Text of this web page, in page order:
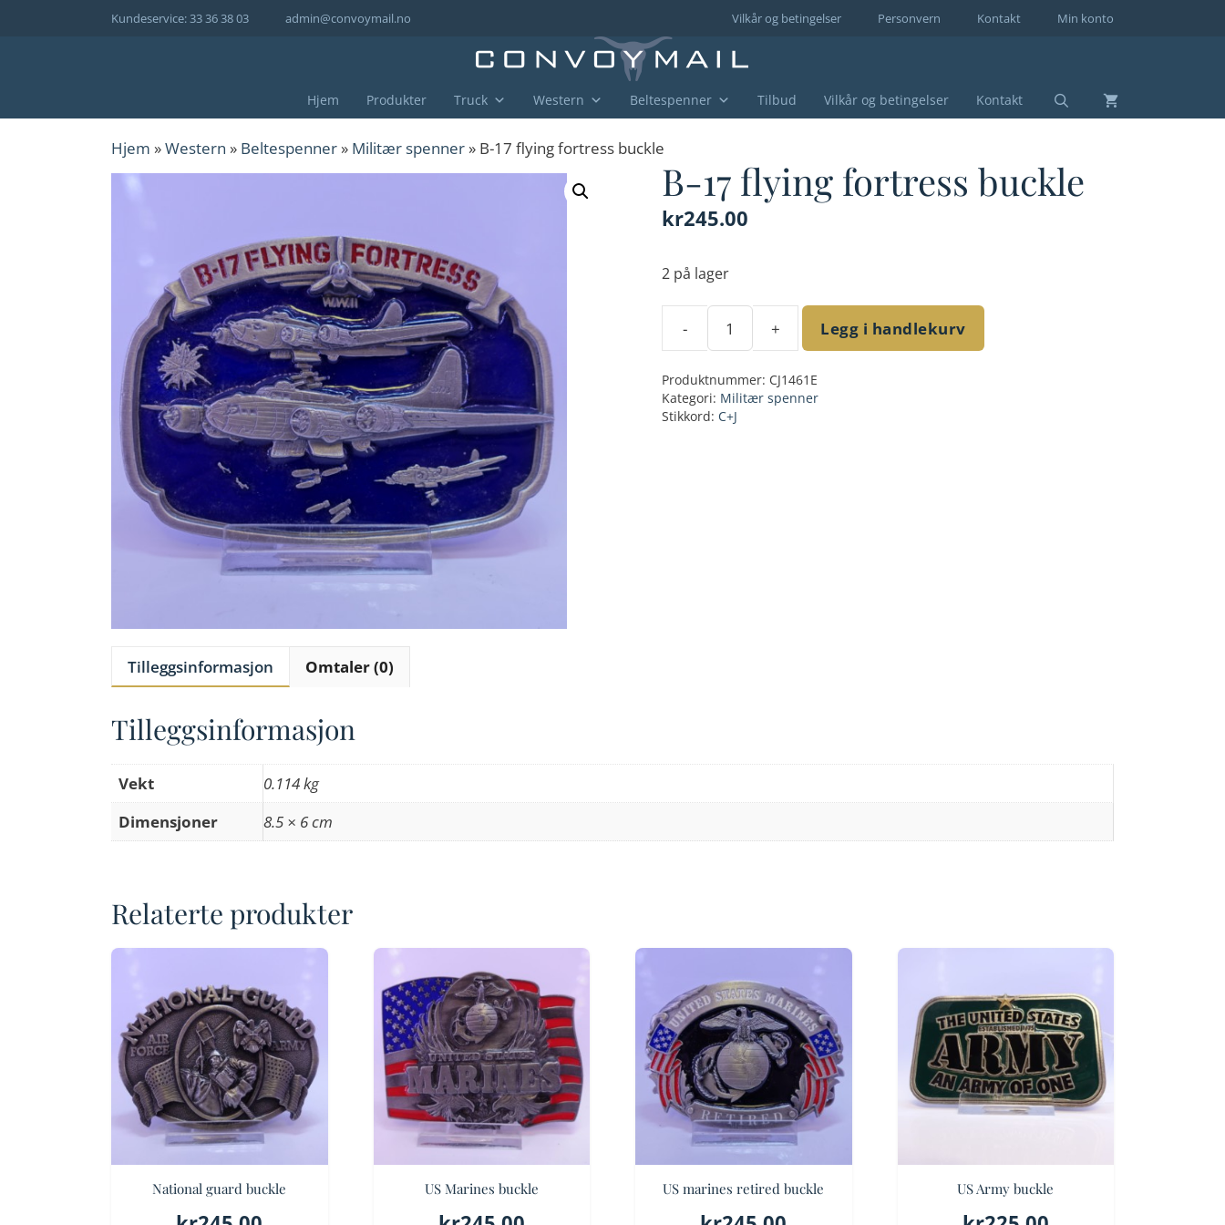
Kundeservice: 33 36 38 03 admin@convoymail.no Min konto
Kontakt
Personvern
Vilkår og betingelser
Hjem Produkter Truck Western Beltespenner Tilbud Vilkår og betingelser Kontakt
Hjem »Western » Beltespenner » Militær spenner » B-17 flying fortress buckle
B-17 flying fortress buckle
kr245.00
2 på lager
-
flying
fortress
+ Legg i handlekurv
Produktnummer: CJ1461E
Kategori: Militær spenner
Stikkord: C+J
Tilleggsinformasjon Omtaler (0)
Tilleggsinformasjon
Vekt
0.114 kg
Dimensjoner
8.5 × 6 cm
Relaterte produkter
National guard buckle US Marines buckle US marines retired buckle US Army buckle